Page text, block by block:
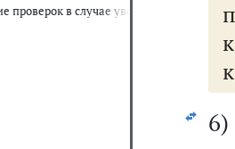
проверок в случае увольнения